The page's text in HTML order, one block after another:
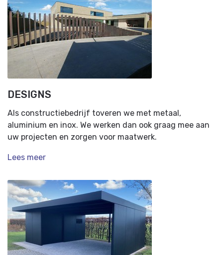
DESIGNS
Als constructiebedrijf toveren we met metaal,
aluminium en inox. We werken dan ook graag mee aan
uw projecten en zorgen voor maatwerk.
Lees meer